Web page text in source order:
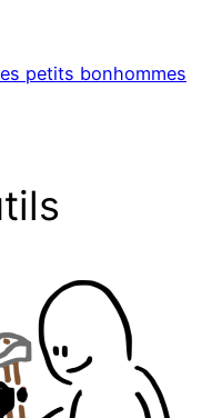
petits bonhommes